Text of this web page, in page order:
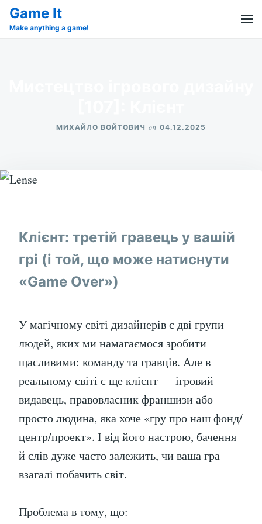
SkipSearch
for:
Game It
Make anything a game!
МИХАЙЛО ВОЙТОВИЧ on 04.12.2025
Клієнт: третій гравець у вашій
грі (і той, що може натиснути
«Game Over»)
У магічному світі дизайнерів є дві групи
людей, яких ми намагаємося зробити
щасливими: команду та гравців. Але в
реальному світі є ще клієнт — ігровий
видавець, правовласник франшизи або
просто людина, яка хоче «гру про наш фонд/
центр/проект». І від його настрою, бачення
й слів дуже часто залежить, чи ваша гра
взагалі побачить світ.
Проблема в тому, що: